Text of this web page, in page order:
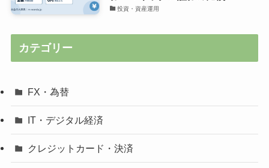
投資・資産運用
カテゴリー
FX・為替
IT・デジタル経済
クレジットカード・決済